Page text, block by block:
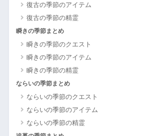
復古の季節のアイテム
復古の季節の精霊
瞬きの季節まとめ
瞬きの季節のクエスト
瞬きの季節のアイテム
瞬きの季節の精霊
ならいの季節まとめ
ならいの季節のクエスト
ならいの季節のアイテム
ならいの季節の精霊